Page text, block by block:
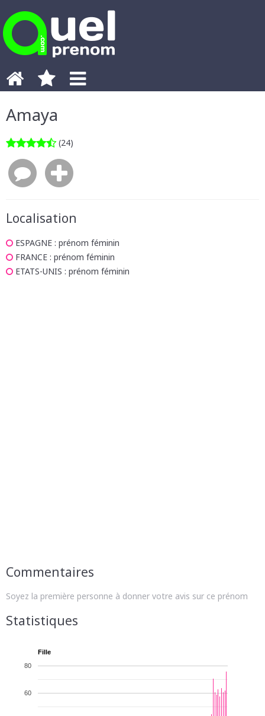
Amaya
(24)
Localisation
ESPAGNE : prénom féminin
FRANCE : prénom féminin
ETATS-UNIS : prénom féminin
Commentaires
Soyez la première personne à donner votre avis sur ce prénom
Statistiques
Fille
60
80